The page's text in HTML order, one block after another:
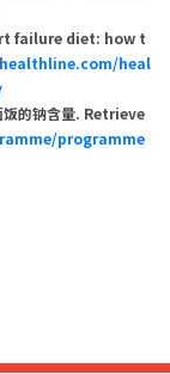
failure diet: how t
heal
的钠含量. Retrieve
programme